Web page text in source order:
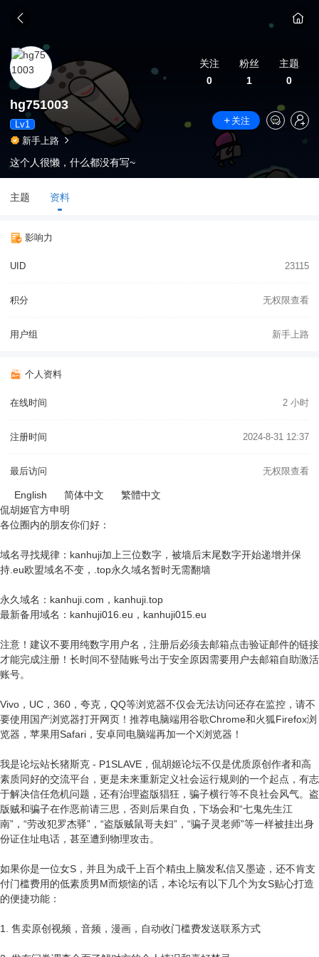
关注
0
粉丝
1
主题
0
hg751003
Lv1
关注
新手上路
这个人很懒，什么都没有写~
主题 资料
影响力
UID 23115
积分 无权限查看
用户组 新手上路
个人资料
在线时间 2 小时
注册时间 2024-8-31 12:37
最后访问 无权限查看
English 简体中文
繁體中文
侃胡姬官方申明
各位圈内的朋友你们好：
域名寻找规律：kanhuji加上三位数字，被墙后末尾数字开始递增并保
持.eu欧盟域名不变，.top永久域名暂时无需翻墙
永久域名：kanhuji.com，kanhuji.top
最新备用域名：kanhuji016.eu，kanhuji015.eu
注意！建议不要用纯数字用户名，注册后必须去邮箱点击验证邮件的链接
才能完成注册！长时间不登陆账号出于安全原因需要用户去邮箱自助激活
账号。
Vivo，UC，360，夸克，QQ等浏览器不仅会无法访问还存在监控，请不
要使用国产浏览器打开网页！推荐电脑端用谷歌Chrome和火狐Firefox浏
览器，苹果用Safari，安卓同电脑端再加一个X浏览器！
我是论坛站长猪斯克 - P1SLAVE，侃胡姬论坛不仅是优质原创作者和高
素质同好的交流平台，更是未来重新定义社会运行规则的一个起点，有志
于解决信任危机问题，还有治理盗版猖狂，骗子横行等不良社会风气。盗
版贼和骗子在作恶前请三思，否则后果自负，下场会和“七鬼先生江
南”，“劳改犯罗杰驿”，“盗版贼鼠哥夫妇”，“骗子灵老师”等一样被挂出身
份证住址电话，甚至遭到物理攻击。
如果你是一位女S，并且为成千上百个精虫上脑发私信又墨迹，还不肯支
付门槛费用的低素质男M而烦恼的话，本论坛有以下几个为女S贴心打造
的便捷功能：
1. 售卖原创视频，音频，漫画，自动收门槛费发送联系方式